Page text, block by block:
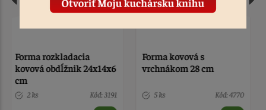
Forma kovová s
vrchnákom 28 cm
5 ks Kód: 4770
Forma rozkladacia
kovová štvorec
Nedostupné Kód: 2146